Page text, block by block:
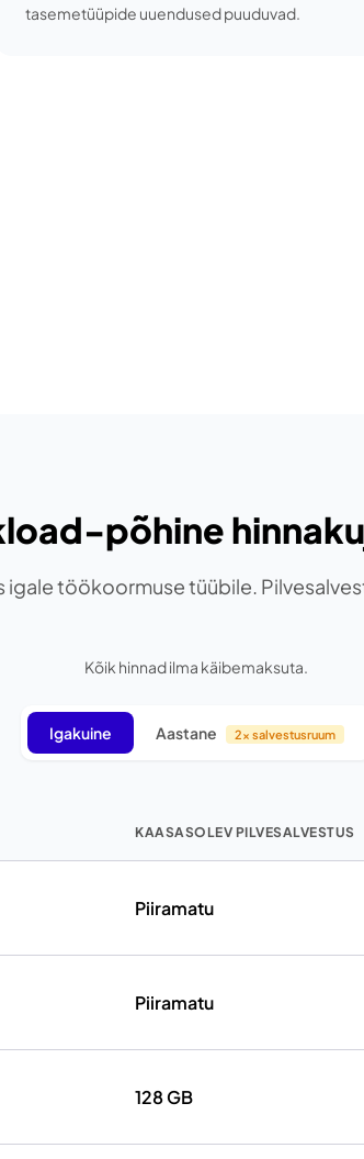
tasemetüüpide uuendused puuduvad.
põhine
igale töökoormuse tüübile.
Kõik hinnad ilma käibemaksuta.
Igakuine Aastane 2x salvestusruum
KAASASOLEV PILVESALVESTUS
Piiramatu
Piiramatu
128 GB